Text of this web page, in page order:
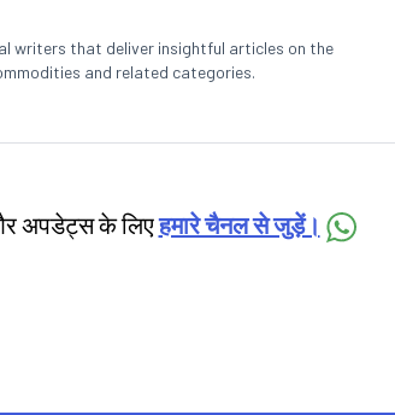
writers that deliver insightful articles on the
and related categories.
अपडेट्स के लिएहमारे चैनल से जुड़ें।